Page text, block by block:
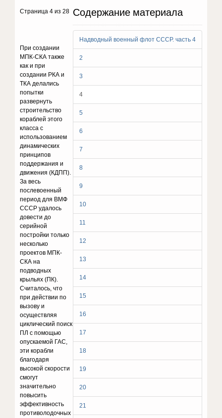
Содержание материала
Надводный военный флот СССР. часть 4
2
3
4
5
6
7
8
9
10
11
12
13
14
15
16
17
18
19
20
21
Страница 4 из 28
При создании
МПК-СКА также
как и при
создании РКА и
ТКА делались
попытки
развернуть
строительство
кораблей этого
класса с
использованием
динамических
принципов
поддержания и
движения (КДПП).
За весь
послевоенный
период для ВМФ
СССР удалось
довести до
серийной
постройки только
несколько
проектов МПК-
СКА на
подводных
крыльях (ПК).
Считалось, что
при действии по
вызову и
осуществляя
циклический поиск
ПЛ с помощью
опускаемой ГАС,
эти корабли
благодаря
высокой скорости
смогут
значительно
повысить
эффективность
противолодочных